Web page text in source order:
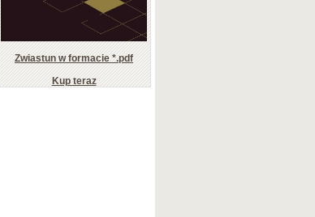
Zwiastun w formacie *.pdf
Kup teraz